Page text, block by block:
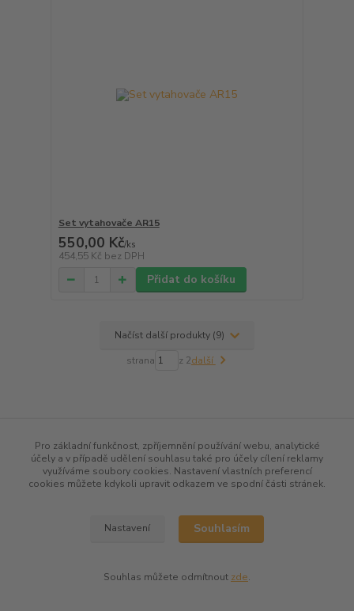
Set vytahovače AR15
550,00 Kč/ks
454,55 Kč bez DPH
Přidat do košíku
Načíst další produkty (9)
strana z 2další
Ochrana osobních údajů
Pro základní funkčnost, zpříjemnění používání webu, analytické
účely a v případě udělení souhlasu také pro účely cílení reklamy
využíváme soubory cookies. Nastavení vlastních preferencí
cookies můžete kdykoli upravit odkazem ve spodní části stránek.
Nastavení Souhlasím
Souhlas můžete odmítnout zde.